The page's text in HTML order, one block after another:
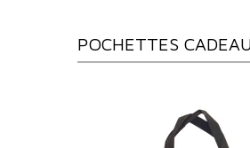
POCHETTES